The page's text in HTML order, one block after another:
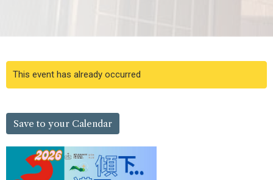
This event has already occurred
Save to your Calendar